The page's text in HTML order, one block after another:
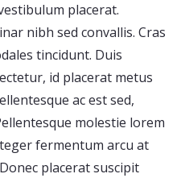
placerat.
nibh sed convallis. Cras
tincidunt. Duis
id placerat metus
ac est sed,
molestie lorem
fermentum arcu at
placerat suscipit